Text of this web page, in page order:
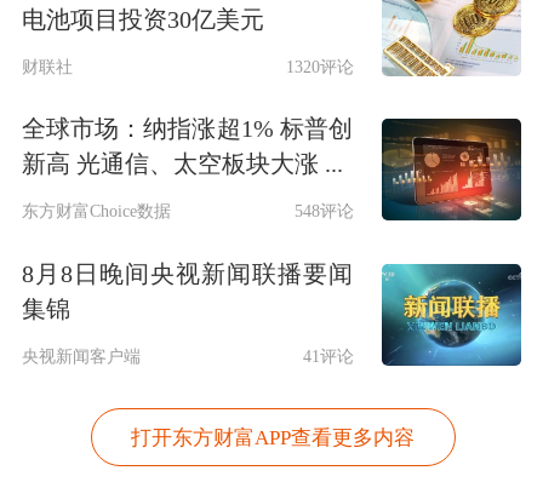
鲁：保险资管助力山东产业升级与创新
发展”恳谈会，73个基础设施、科技创
新、绿色发展等重点领域优质项目建设
方与保险机构负责人进行了深入洽谈；
同月，辽宁省举办“引险资活水促辽宁
振兴”险资引入发展大会，促进险资与
辽宁产业发展深度对接，辽沈资产盘活
和沈阳集成电路并购险资基金项目、沈
阳文旅商综合项目及沈阳基础设施保债
项目现场签约。
电池项目投资30亿美元
财联社 1320评论
全球市场：纳指涨超1% 标普创
新高 光通信、太空板块大涨 ...
东方财富Choice数据 548评论
8月8日晚间央视新闻联播要闻
集锦
央视新闻客户端 41评论
打开东方财富APP查看更多内容